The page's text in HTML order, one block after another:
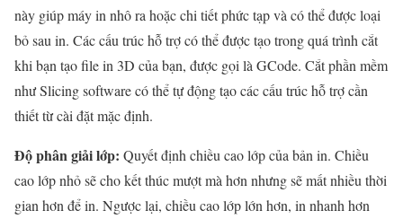
này giúp máy in nhô ra hoặc chi tiết phức tạp và có thể được loại
bỏ sau in. Các cấu trúc hỗ trợ có thể được tạo trong quá trình cắt
khi bạn tạo file in 3D của bạn, được gọi là GCode. Cắt phần mềm
như Slicing software có thể tự động tạo các cấu trúc hỗ trợ cần
thiết từ cài đặt mặc định.
Độ phân giải lớp: Quyết định chiều cao lớp của bản in. Chiều
cao lớp nhỏ sẽ cho kết thúc mượt mà hơn nhưng sẽ mất nhiều thời
gian hơn để in. Ngược lại, chiều cao lớp lớn hơn, in nhanh hơn